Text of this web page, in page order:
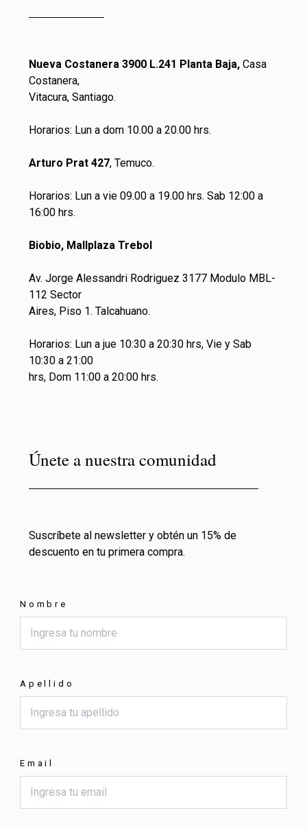
Nueva Costanera 3900 L.241 Planta Baja, Casa
Costanera,
Vitacura, Santiago.
Horarios: Lun a dom 10.00 a 20.00 hrs.
Arturo Prat 427, Temuco.
Horarios: Lun a vie 09.00 a 19.00 hrs. Sab 12:00 a
16:00 hrs.
Biobio, Mallplaza Trebol
Av. Jorge Alessandri Rodriguez 3177 Modulo MBL-
112 Sector
Aires, Piso 1. Talcahuano.
Horarios: Lun a jue 10:30 a 20:30 hrs, Vie y Sab
10:30 a 21:00
hrs, Dom 11:00 a 20:00 hrs.
Únete a nuestra comunidad
Suscríbete al newsletter y obtén un 15% de
descuento en tu primera compra.
Nombre
Apellido
Email